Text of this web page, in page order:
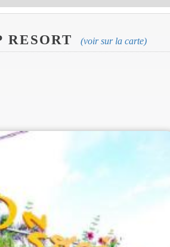
RESORT (voir sur la carte)